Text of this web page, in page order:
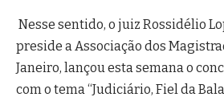
Nesse sentido, o juiz Rossidélio
preside a Associação dos
Janeiro, lançou esta semana o
com o tema “Judiciário, Fiel da